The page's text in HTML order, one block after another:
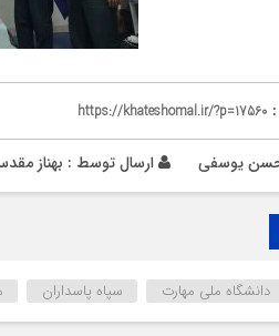
https://khateshomal.ir/?p=17560
یوسفی ارسال توسط : بهناز
دانشگاه ملی مهارت سپاه پاسداران